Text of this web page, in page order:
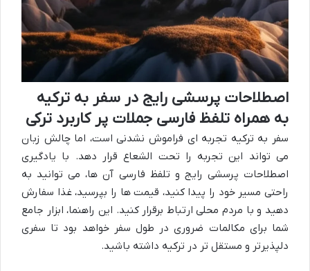
اصطلاحات پرسشی رایج در سفر به ترکیه
به همراه تلفظ فارسی جملات پر کاربرد ترکی
سفر به ترکیه تجربه ای فراموش نشدنی است، اما چالش زبان
می تواند این تجربه را تحت الشعاع قرار دهد. با یادگیری
اصطلاحات پرسشی رایج و تلفظ فارسی آن ها، می توانید به
راحتی مسیر خود را پیدا کنید، قیمت ها را بپرسید، غذا سفارش
دهید و با مردم محلی ارتباط برقرار کنید. این راهنما، ابزار جامع
شما برای مکالمات ضروری در طول سفر خواهد بود تا سفری
دلپذیرتر و مستقل تر در ترکیه داشته باشید.